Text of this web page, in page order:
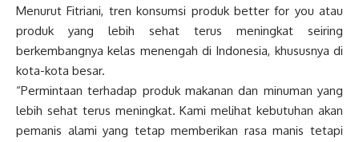
Menurut Fitriani, tren konsumsi produk better for you atau
produk yang lebih sehat terus meningkat seiring
berkembangnya kelas menengah di Indonesia, khususnya di
kota-kota besar.
“Permintaan terhadap produk makanan dan minuman yang
lebih sehat terus meningkat. Kami melihat kebutuhan akan
pemanis alami yang tetap memberikan rasa manis tetapi